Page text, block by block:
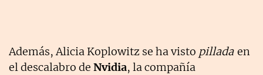
Además, Alicia Koplowitz se ha visto pillada en
el descalabro de Nvidia, la compañía